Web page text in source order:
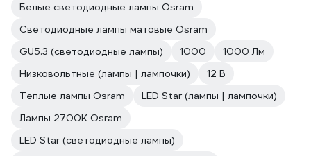
Белые светодиодные лампы Osram
Светодиодные лампы матовые Osram
GU5.3 (светодиодные лампы)
1000
1000 Лм
Низковольтные (лампы | лампочки)
12 В
Теплые лампы Osram
LED Star (лампы | лампочки)
Лампы 2700К Osram
LED Star (светодиодные лампы)